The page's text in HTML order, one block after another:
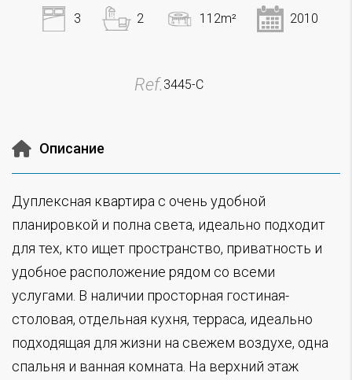
3 2 112m² 2010
Ref. 3445-C
Описание
Дуплексная квартира с очень удобной
планировкой и полна света, идеально подходит
для тех, кто ищет пространство, приватность и
удобное расположение рядом со всеми
услугами. В наличии просторная гостиная-
столовая, отдельная кухня, терраса, идеально
подходящая для жизни на свежем воздухе, одна
спальня и ванная комната. На верхний этаж